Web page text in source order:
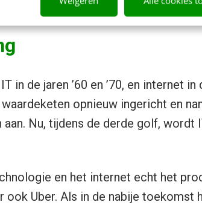
de jaren ’60 en ’70, en internet in
opnieuw ingericht en
Nu, tijdens de derde golf, wordt
en het internet echt het
ook Uber. Als in de nabije toekomst